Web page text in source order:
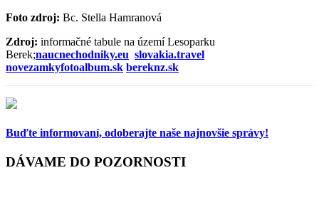
Foto zdroj: Bc. Stella Hamranová
Zdroj: informačné tabule na území Lesoparku
Berek;naucnechodniky.eu slovakia.travel
novezamkyfotoalbum.sk bereknz.sk
Buďte informovaní, odoberajte naše najnovšie správy!
DÁVAME DO POZORNOSTI